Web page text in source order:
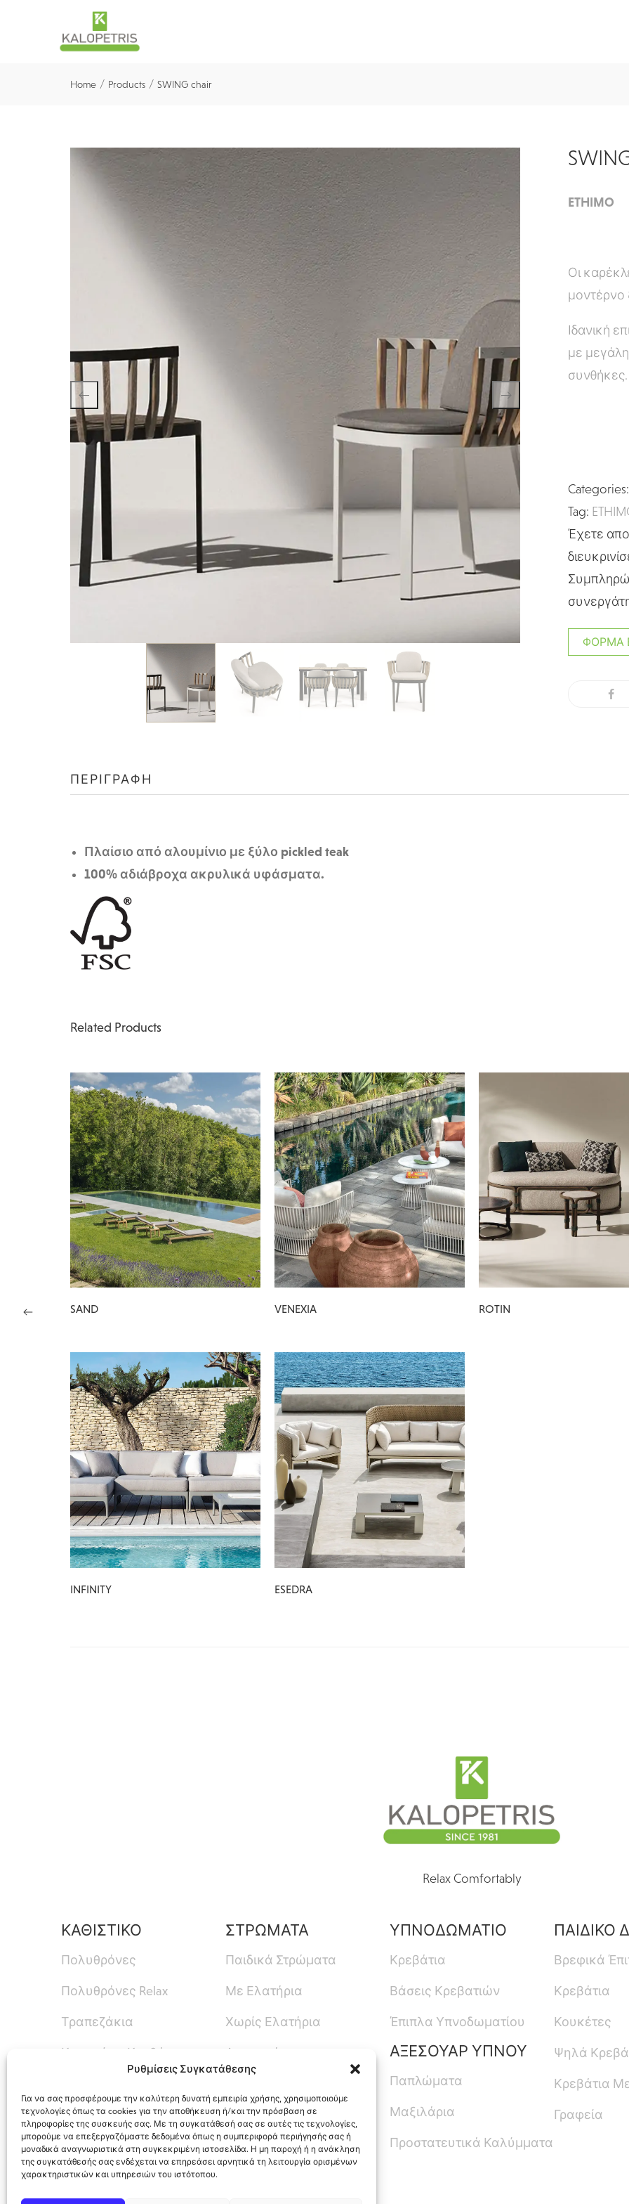
Ρυθμίσεις Συγκατάθεσης
Για να σας προσφέρουμε την καλύτερη δυνατή εμπειρία χρήσης, χρησιμοποιούμε
τεχνολογίες όπως τα cookies για την αποθήκευση ή/και την πρόσβαση σε
πληροφορίες της συσκευής σας. Με τη συγκατάθεσή σας σε αυτές τις τεχνολογίες,
μπορούμε να επεξεργαζόμαστε δεδομένα όπως η συμπεριφορά περιήγησής σας ή
μοναδικά αναγνωριστικά στη συγκεκριμένη ιστοσελίδα. Η μη παροχή ή η ανάκληση
της συγκατάθεσής σας ενδέχεται να επηρεάσει αρνητικά τη λειτουργία ορισμένων
χαρακτηριστικών και υπηρεσιών του ιστότοπου.
Home / Products / SWING chair
ETHIMO
Οι
μοντέρνο
Ιδανική
με μεγάλη
συνθήκες.
Categories:
Tag:
Έχετε
ΦΌΡΜΑ
ΠΕΡΙΓΡΑΦΉ
Πλαἰσιο από αλουμίνιο με ξύλο pickled teak
100% αδιάβροχα ακρυλικά υφάσματα.
Related Products
SAND VENEXIA ROTIN
INFINITY ESEDRA
Relax Comfortably
ΚΑΘΙΣΤΙΚΟ
Πολυθρόνες
Πολυθρόνες Relax
Τραπεζάκια
Καναπές – Κρεβάτι
ΣΤΡΩΜΑΤΑ
Παιδικά Στρώματα
Με Ελατήρια
Χωρίς Ελατήρια
Ανωστρώματα
ΥΠΝΟΔΩΜΑΤΙΟ
Κρεβάτια
Βάσεις Κρεβατιών
Έπιπλα Υπνοδωματίου
ΑΞΕΣΟΥΑΡ ΥΠΝΟΥ
Παπλώματα
Μαξιλάρια
Προστατευτικά Καλύμματα
ΠΑΙΔΙΚΟ
Βρεφικά
Κρεβάτια
Κουκέτες
Ψηλά
Κρεβάτια
Γραφεία